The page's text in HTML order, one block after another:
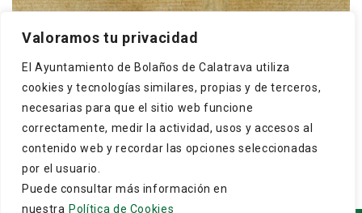
Valoramos tu privacidad
El Ayuntamiento de Bolaños de Calatrava utiliza
cookies y tecnologías similares, propias y de terceros,
necesarias para que el sitio web funcione
correctamente, medir la actividad, usos y accesos al
contenido web y recordar las opciones seleccionadas
por el usuario.
Puede consultar más información en
nuestra Política de Cookies
Calatrava, concede a los cristianos y moros de
Bolaños que puedan hacer una dehesa boyal en El
Monte, término ...